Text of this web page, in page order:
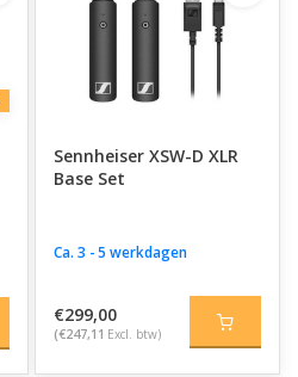
Sennheiser XSW-D XLR
Base Set
Ca. 3 - 5 werkdagen
€299,00
(€247,11 Excl. btw)